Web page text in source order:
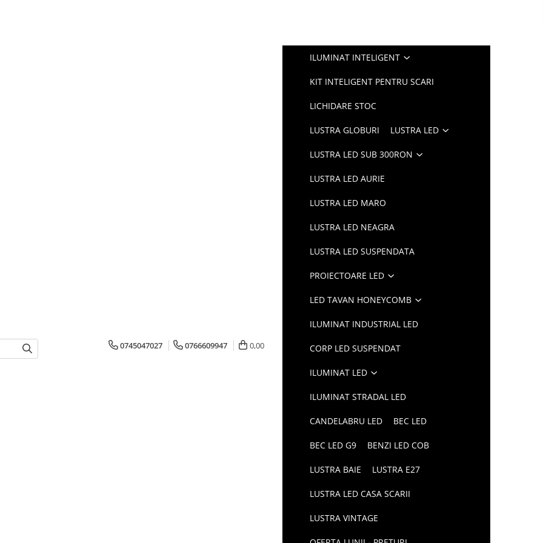
0745047027 0766609947 0,00
ILUMINAT INTELIGENT
KIT INTELIGENT PENTRU SCARI
LICHIDARE STOC
LUSTRA GLOBURI LUSTRA LED
LUSTRA LED SUB 300RON
LUSTRA LED AURIE
LUSTRA LED MARO
LUSTRA LED NEAGRA
LUSTRA LED SUSPENDATA
PROIECTOARE LED
LED TAVAN HONEYCOMB
ILUMINAT INDUSTRIAL LED
CORP LED SUSPENDAT
ILUMINAT LED
ILUMINAT STRADAL LED
CANDELABRU LED BEC LED
BEC LED G9 BENZI LED COB
LUSTRA BAIE LUSTRA E27
LUSTRA LED CASA SCARII
LUSTRA VINTAGE